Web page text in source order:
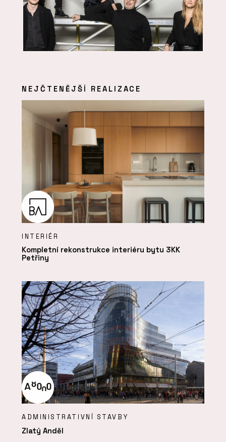
NEJČTENĚJŠÍ REALIZACE
INTERIÉR
Kompletní rekonstrukce interiéru bytu 3KK
Petřiny
ADMINISTRATIVNÍ STAVBY
Zlatý Anděl